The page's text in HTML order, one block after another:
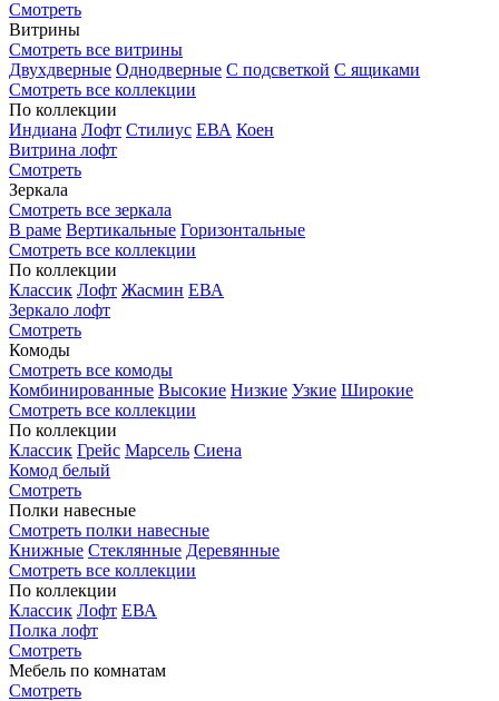
Смотреть
Витрины
Смотреть все витрины
Двухдверные Однодверные С подсветкой С ящиками
Смотреть все коллекции
По коллекции
Индиана Лофт Стилиус ЕВА Коен
Витрина лофт
Смотреть
Зеркала
Смотреть все зеркала
В раме Вертикальные Горизонтальные
Смотреть все коллекции
По коллекции
Классик Лофт Жасмин ЕВА
Зеркало лофт
Смотреть
Комоды
Смотреть все комоды
Комбинированные Высокие Низкие Узкие Широкие
Смотреть все коллекции
По коллекции
Классик Грейс Марсель Сиена
Комод белый
Смотреть
Полки навесные
Смотреть полки навесные
Книжные Стеклянные Деревянные
Смотреть все коллекции
По коллекции
Классик Лофт ЕВА
Полка лофт
Смотреть
Мебель по комнатам
Смотреть